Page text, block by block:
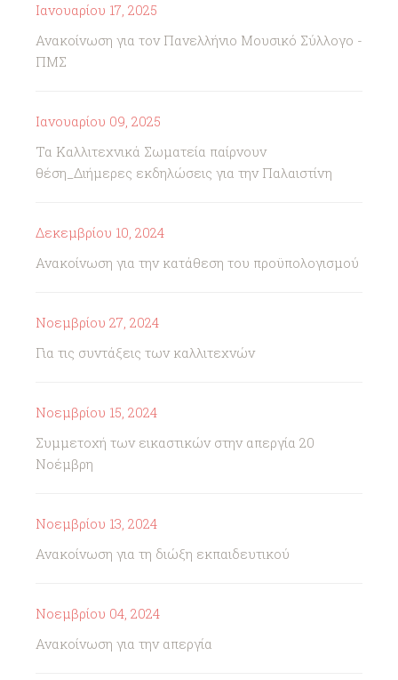
Ιανουαρίου 17, 2025
Ανακοίνωση για τον Πανελλήνιο Μουσικό Σύλλογο -
ΠΜΣ
Ιανουαρίου 09, 2025
Τα Καλλιτεχνικά Σωματεία παίρνουν
θέση_Διήμερες εκδηλώσεις για την Παλαιστίνη
Δεκεμβρίου 10, 2024
Ανακοίνωση για την κατάθεση του προϋπολογισμού
Νοεμβρίου 27, 2024
Για τις συντάξεις των καλλιτεχνών
Νοεμβρίου 15, 2024
Συμμετοχή των εικαστικών στην απεργία 20
Νοέμβρη
Νοεμβρίου 13, 2024
Ανακοίνωση για τη διώξη εκπαιδευτικού
Νοεμβρίου 04, 2024
Ανακοίνωση για την απεργία